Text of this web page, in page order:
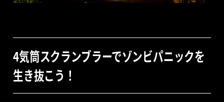
4気筒スクランブラーでゾンビパニックを
生き抜こう！